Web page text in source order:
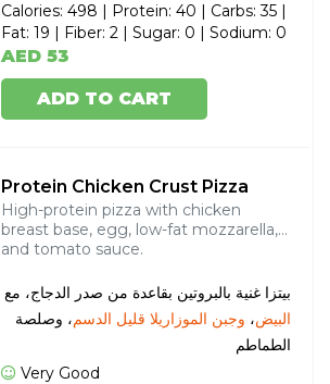
Calories: 498 | Protein: 40 | Carbs: 35 |
Fat: 19 | Fiber: 2 | Sugar: 0 | Sodium: 0
AED 53
ADD TO CART
Protein Chicken Crust Pizza
High-protein pizza with chicken
breast base, egg, low-fat mozzarella,
and tomato sauce.
بيتزا غنية بالبروتين بقاعدة من صدر الدجاج، مع
البيض، وجبن الموزاريلا قليل الدسم، وصلصة
الطماطم
Very Good